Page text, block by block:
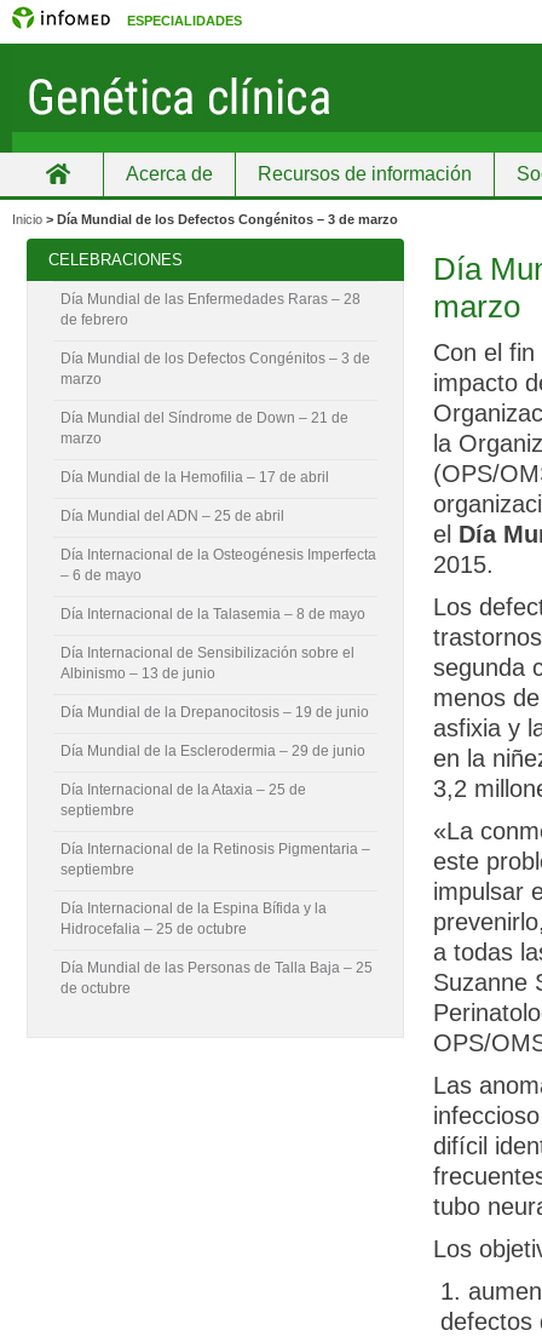
ESPECIALIDADES
Acerca de Recursos de información
Inicio > Día Mundial de los Defectos Congénitos – 3 de marzo
Día
marzo
Con el
impacto
la
(OPS/
el Día
2015.
Los
segunda
menos
asfixia y
en la
3,2
«La
este
impulsar
a todas
Suzanne
OPS/
Las
difícil
tubo
Los
defectos
CELEBRACIONES
Día Mundial de las Enfermedades Raras – 28
de febrero
Día Mundial de los Defectos Congénitos – 3 de
marzo
Día Mundial del Síndrome de Down – 21 de
marzo
Día Mundial de la Hemofilia – 17 de abril
Día Mundial del ADN – 25 de abril
Día Internacional de la Osteogénesis Imperfecta
– 6 de mayo
Día Internacional de la Talasemia – 8 de mayo
Día Internacional de Sensibilización sobre el
Albinismo – 13 de junio
Día Mundial de la Drepanocitosis – 19 de junio
Día Mundial de la Esclerodermia – 29 de junio
Día Internacional de la Ataxia – 25 de
septiembre
Día Internacional de la Retinosis Pigmentaria –
septiembre
Día Internacional de la Espina Bífida y la
Hidrocefalia – 25 de octubre
Día Mundial de las Personas de Talla Baja – 25
de octubre